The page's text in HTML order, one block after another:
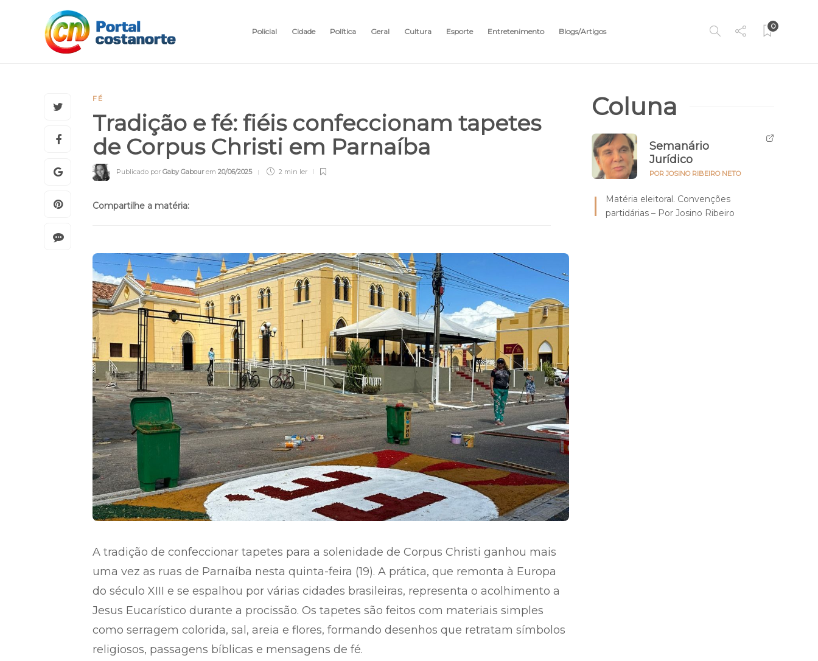
Policial Cidade Política Geral Cultura Esporte Entretenimento Blogs/Artigos
0
FÉ
Tradição e fé: fiéis confeccionam tapetes
de Corpus Christi em Parnaíba
Publicado por Gaby Gabourem 20/06/2025 2 min ler
Compartilhe a matéria:
A tradição de confeccionar tapetes para a solenidade de Corpus Christi ganhou mais
uma vez as ruas de Parnaíba nesta quinta-feira (19). A prática, que remonta à Europa
do século XIII e se espalhou por várias cidades brasileiras, representa o acolhimento a
Jesus Eucarístico durante a procissão. Os tapetes são feitos com materiais simples
como serragem colorida, sal, areia e flores, formando desenhos que retratam símbolos
religiosos, passagens bíblicas e mensagens de fé.
Coluna
Semanário
Jurídico
POR JOSINO RIBEIRO NETO
Matéria eleitoral. Convenções
partidárias – Por Josino Ribeiro